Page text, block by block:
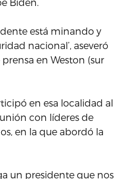
está minando y
nacional’, aseveró
en Weston (sur
en esa localidad al
con líderes de
en la que abordó la
un presidente que nos